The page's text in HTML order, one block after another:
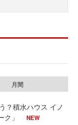
月間
？積水ハウス イノ
」
NEW